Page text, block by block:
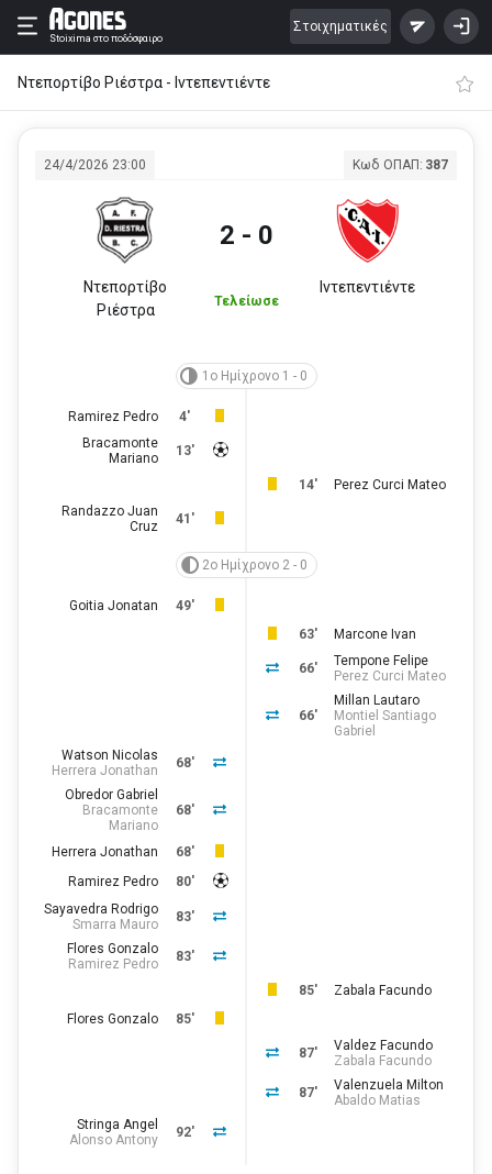
Stoixima στο ποδόσφαιρο
Στοιχηματικές
Ντεπορτίβο Ριέστρα - Ιντεπεντιέντε
24/4/2026 23:00 Κωδ ΟΠΑΠ: 387
Ντεπορτίβο
Ριέστρα
2 - 0
Τελείωσε
Ιντεπεντιέντε
1ο Ημίχρονο 1 - 0
4'
Ramirez Pedro
13'
Bracamonte
Mariano
14'
Perez Curci Mateo
41'
Randazzo Juan
Cruz
2ο Ημίχρονο 2 - 0
49'
Goitia Jonatan
63'
Marcone Ivan
66'
Tempone Felipe
Perez Curci Mateo
66'
Millan Lautaro
Montiel Santiago
Gabriel
68'
Watson Nicolas
Herrera Jonathan
68'
Obredor Gabriel
Bracamonte
Mariano
68'
Herrera Jonathan
80'
Ramirez Pedro
83'
Sayavedra Rodrigo
Smarra Mauro
83'
Flores Gonzalo
Ramirez Pedro
85'
Zabala Facundo
85'
Flores Gonzalo
87'
Valdez Facundo
Zabala Facundo
87'
Valenzuela Milton
Abaldo Matias
92'
Stringa Angel
Alonso Antony